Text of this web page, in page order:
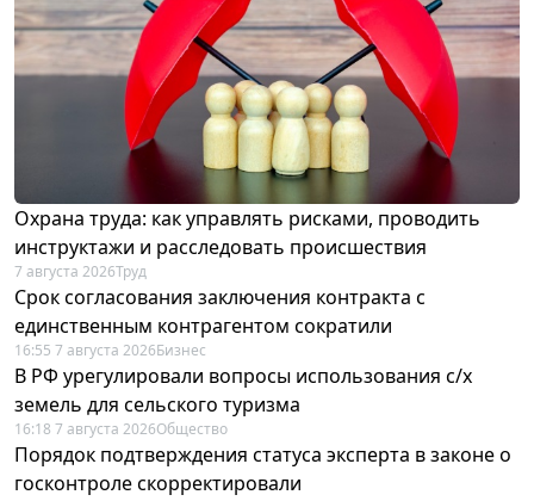
Охрана труда: как управлять рисками, проводить
инструктажи и расследовать происшествия
7 августа 2026Труд
Срок согласования заключения контракта с
единственным контрагентом сократили
16:55 7 августа 2026Бизнес
В РФ урегулировали вопросы использования с/х
земель для сельского туризма
16:18 7 августа 2026Общество
Порядок подтверждения статуса эксперта в законе о
госконтроле скорректировали